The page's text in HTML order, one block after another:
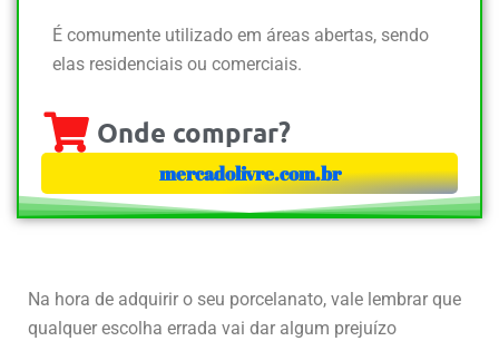
É comumente utilizado em áreas abertas, sendo
elas residenciais ou comerciais.
Onde comprar?
mercadolivre.com.br
Na hora de adquirir o seu porcelanato, vale lembrar que
qualquer escolha errada vai dar algum prejuízo